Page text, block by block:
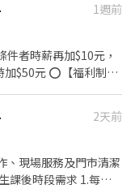
讓你能找到適合自己
裡不感到陌生與孤
我們非常歡迎你能幸
通店
1週前
者時薪再加$10元，
【福利制
客、收銀結帳、環境
貨)
2天前
、現場服務及門市清潔